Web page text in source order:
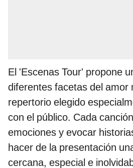
El 'Escenas Tour' propone
diferentes facetas del amor
repertorio elegido
con el público. Cada
emociones y evocar
hacer de la presentación
cercana, especial e